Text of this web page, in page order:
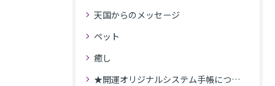
天国からのメッセージ
ペット
癒し
★開運オリジナルシステム手帳について